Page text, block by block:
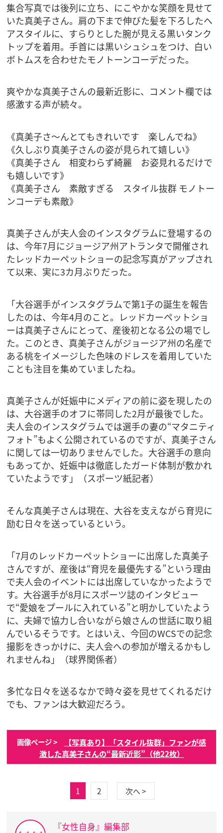
集合写真では後列に立ち、にこやかな笑顔を見せて
いた真美子さん。肩の下まで伸びた髪を下ろしたヘ
アスタイルに、すらりとした腕が見える黒いタンク
トップを着用。手首には黒いシュシュをつけ、白い
ボトムスを合わせたモノトーンコーデだった。
爽やかな真美子さんの最新近影に、コメント欄では
感激する声が続々。
《真美子さ〜んとてもきれいです 楽しんでね》
《久しぶり真美子さんの姿が見られて嬉しい》
《真美子さん 相変わらず綺麗 お姿見れるだけで
も嬉しいです》
《真美子さん 素敵すぎる スタイル抜群 モノトー
ンコーデも素敵》
真美子さんが夫人会のインスタグラムに登場するの
は、今年7月にジョージア州アトランタで開催され
たレッドカーペットショーの記念写真がアップされ
て以来、実に3カ月ぶりだった。
「大谷選手がインスタグラムで第1子の誕生を報告
したのは、今年4月のこと。レッドカーペットショ
ーは真美子さんにとって、産後初となる公の場でし
た。このとき、真美子さんがジョージア州の名産で
ある桃をイメージした色味のドレスを着用していた
ことも注目を集めていましたね。
真美子さんが妊娠中にメディアの前に姿を現したの
は、大谷選手のオフに帯同した2月が最後でした。
夫人会のインスタグラムでは選手の妻の“マタニティ
フォト”もよく公開されているのですが、真美子さん
に関しては一切ありませんでした。大谷選手の意向
もあってか、妊娠中は徹底したガード体制が敷かれ
ていたようです」（スポーツ紙記者）
そんな真美子さんは現在、大谷を支えながら育児に
励む日々を送っているという。
「7月のレッドカーペットショーに出席した真美子
さんですが、産後は“育児を最優先する”という理由
で夫人会のイベントには出席していなかったようで
す。大谷選手が8月にスポーツ誌のインタビュー
で“愛娘をプールに入れている”と明かしていたよう
に、夫婦で協力し合いながら娘さんの世話に取り組
んでいるそうです。とはいえ、今回のWCSでの記念
撮影をきっかけに、夫人会への参加が増えるかもし
れませんね」（球界関係者）
多忙な日々を送るなかで時々姿を見せてくれるだけ
でも、ファンは大歓迎だろう。
画像ページ >
【写真あり】「スタイル抜群」ファンが感
激した真美子さんの“最新近影”（他22枚）
1 2 次へ >
『女性自身』編集部